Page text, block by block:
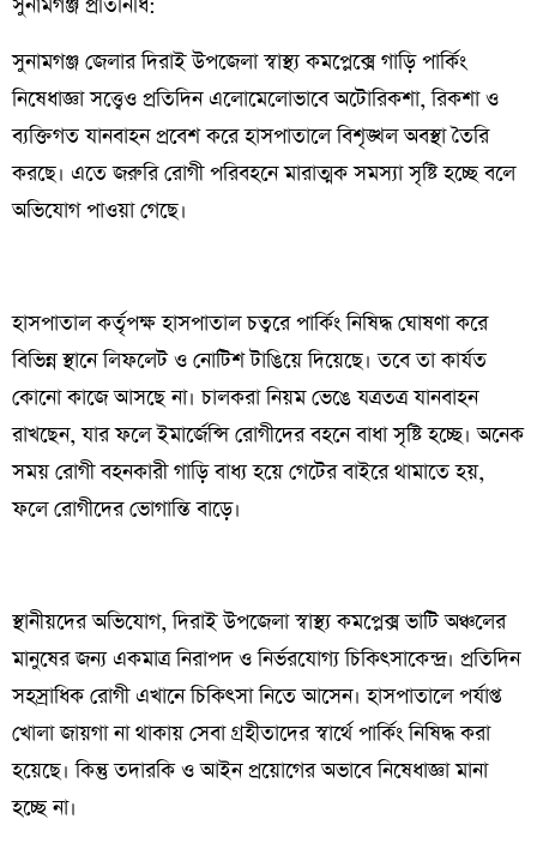
সুনামগঞ্জ প্রতিনিধি:
সুনামগঞ্জ জেলার দিরাই উপজেলা স্বাস্থ্য কমপ্লেক্সে গাড়ি পার্কিং
নিষেধাজ্ঞা সত্ত্বেও প্রতিদিন এলোমেলোভাবে অটোরিকশা, রিকশা ও
ব্যক্তিগত যানবাহন প্রবেশ করে হাসপাতালে বিশৃঙ্খল অবস্থা তৈরি
করছে। এতে জরুরি রোগী পরিবহনে মারাত্মক সমস্যা সৃষ্টি হচ্ছে বলে
অভিযোগ পাওয়া গেছে।
হাসপাতাল কর্তৃপক্ষ হাসপাতাল চত্বরে পার্কিং নিষিদ্ধ ঘোষণা করে
বিভিন্ন স্থানে লিফলেট ও নোটিশ টাঙিয়ে দিয়েছে। তবে তা কার্যত
কোনো কাজে আসছে না। চালকরা নিয়ম ভেঙে যত্রতত্র যানবাহন
রাখছেন, যার ফলে ইমার্জেন্সি রোগীদের বহনে বাধা সৃষ্টি হচ্ছে। অনেক
সময় রোগী বহনকারী গাড়ি বাধ্য হয়ে গেটের বাইরে থামাতে হয়,
ফলে রোগীদের ভোগান্তি বাড়ে।
স্থানীয়দের অভিযোগ, দিরাই উপজেলা স্বাস্থ্য কমপ্লেক্স ভাটি অঞ্চলের
মানুষের জন্য একমাত্র নিরাপদ ও নির্ভরযোগ্য চিকিৎসাকেন্দ্র। প্রতিদিন
সহস্রাধিক রোগী এখানে চিকিৎসা নিতে আসেন। হাসপাতালে পর্যাপ্ত
খোলা জায়গা না থাকায় সেবা গ্রহীতাদের স্বার্থে পার্কিং নিষিদ্ধ করা
হয়েছে। কিন্তু তদারকি ও আইন প্রয়োগের অভাবে নিষেধাজ্ঞা মানা
হচ্ছে না।